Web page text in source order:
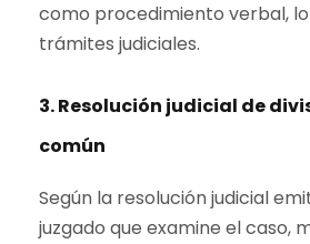
como procedimiento verbal,
trámites judiciales.
3. Resolución judicial de
común
Según la resolución judicial
juzgado que examine el caso,